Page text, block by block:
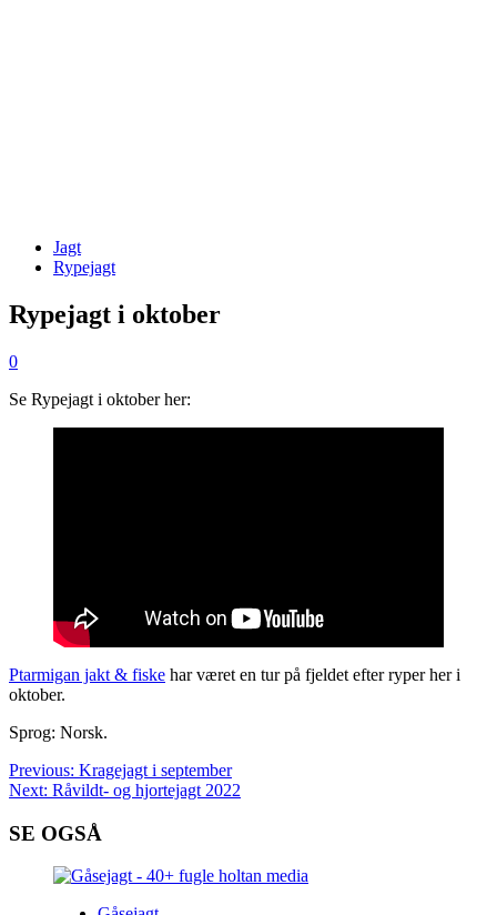
Jagt
Rypejagt
Rypejagt i oktober
0
Se Rypejagt i oktober her:
Ptarmigan jakt & fiske har været en tur på fjeldet efter ryper her i
oktober.
Sprog: Norsk.
Post
navigation
Previous: Kragejagt i september
Next: Råvildt- og hjortejagt 2022
SE OGSÅ